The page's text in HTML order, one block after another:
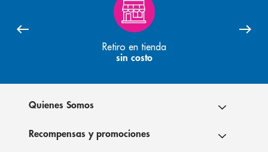
Retiro en tienda
sin costo
Quienes Somos
Recompensas y promociones